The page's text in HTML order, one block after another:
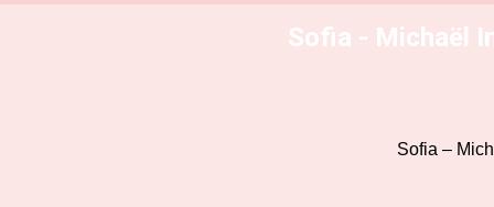
Sofia - Michaël
Sofia –